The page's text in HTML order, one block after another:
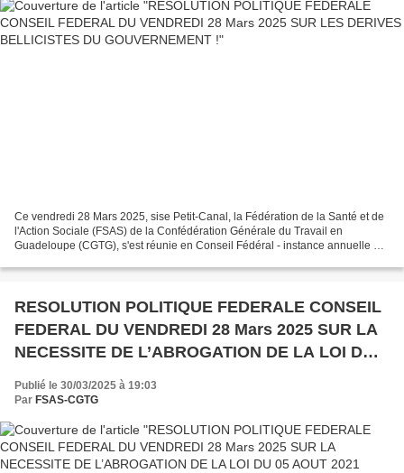
Ce vendredi 28 Mars 2025, sise Petit-Canal, la Fédération de la Santé et de
l'Action Sociale (FSAS) de la Confédération Générale du Travail en
Guadeloupe (CGTG), s'est réunie en Conseil Fédéral - instance annuelle et
RESOLUTION POLITIQUE FEDERALE CONSEIL
FEDERAL DU VENDREDI 28 Mars 2025 SUR LA
NECESSITE DE L’ABROGATION DE LA LOI DU
05 AOUT 2021 METTANT EN PLACE
L’OBLIGATION VACCINALE COVID
Publié le 30/03/2025 à 19:03
Par FSAS-CGTG